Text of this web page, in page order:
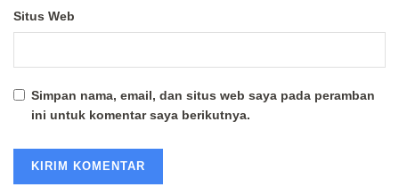
Situs Web
Simpan nama, email, dan situs web saya pada peramban
ini untuk komentar saya berikutnya.